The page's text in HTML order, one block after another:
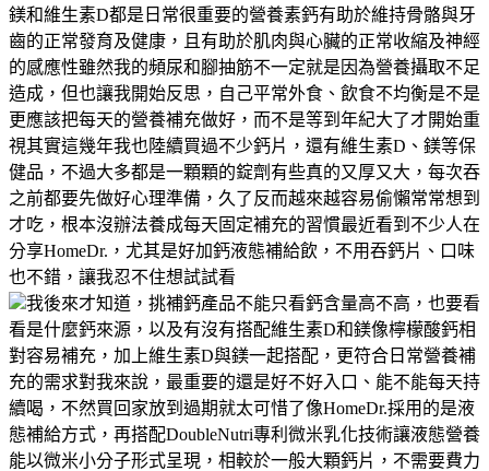
鎂和維生素D都是日常很重要的營養素鈣有助於維持骨骼與牙
齒的正常發育及健康，且有助於肌肉與心臟的正常收縮及神經
的感應性雖然我的頻尿和腳抽筋不一定就是因為營養攝取不足
造成，但也讓我開始反思，自己平常外食、飲食不均衡是不是
更應該把每天的營養補充做好，而不是等到年紀大了才開始重
視其實這幾年我也陸續買過不少鈣片，還有維生素D、鎂等保
健品，不過大多都是一顆顆的錠劑有些真的又厚又大，每次吞
之前都要先做好心理準備，久了反而越來越容易偷懶常常想到
才吃，根本沒辦法養成每天固定補充的習慣最近看到不少人在
分享HomeDr.，尤其是好加鈣液態補給飲，不用吞鈣片、口味
也不錯，讓我忍不住想試試看
我後來才知道，挑補鈣產品不能只看鈣含量高不高，也要看
看是什麼鈣來源，以及有沒有搭配維生素D和鎂像檸檬酸鈣相
對容易補充，加上維生素D與鎂一起搭配，更符合日常營養補
充的需求對我來說，最重要的還是好不好入口、能不能每天持
續喝，不然買回家放到過期就太可惜了像HomeDr.採用的是液
態補給方式，再搭配DoubleNutri專利微米乳化技術讓液態營養
能以微米小分子形式呈現，相較於一般大顆鈣片，不需要費力